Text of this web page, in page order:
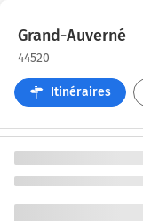
Grand-Auverné
44520
Itinéraires